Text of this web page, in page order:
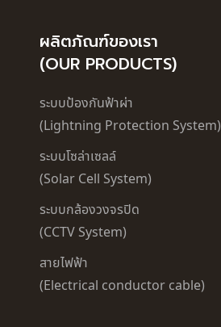
ผลิตภัณฑ์ของเรา
(OUR PRODUCTS)
ระบบป้องกันฟ้าผ่า
(Lightning Protection System)
ระบบโซล่าเซลล์
(Solar Cell System)
ระบบกล้องวงจรปิด
(CCTV System)
สายไฟฟ้า
(Electrical conductor cable)